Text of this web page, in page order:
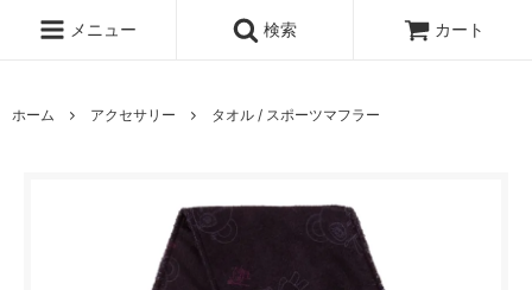
メニュー 検索 カート
ホーム アクセサリー タオル / スポーツマフラー